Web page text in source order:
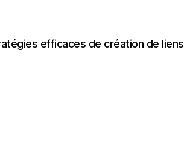
efficaces de création de liens